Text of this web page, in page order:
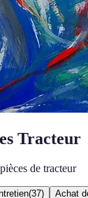
Tracteur
de tracteur
(37) Achat